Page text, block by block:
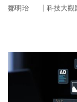
鄒明珆 ｜ 科技大觀